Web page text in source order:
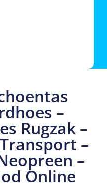
–
Rugzak –
–
–
Online